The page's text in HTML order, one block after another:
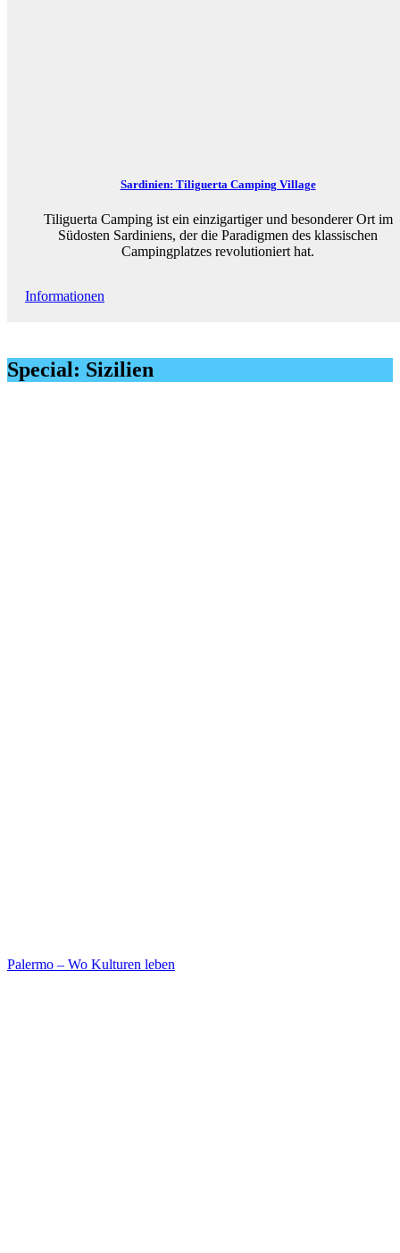
Sardinien: Tiliguerta Camping Village
Tiliguerta Camping ist ein einzigartiger und besonderer Ort im
Südosten Sardiniens, der die Paradigmen des klassischen
Campingplatzes revolutioniert hat.
Informationen
Special: Sizilien
Palermo – Wo Kulturen leben